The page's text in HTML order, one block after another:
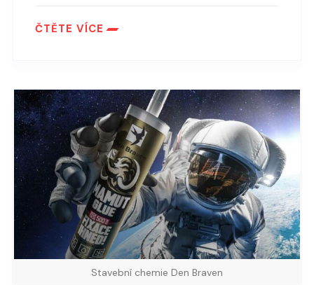
ČTĚTE VÍCE
Stavební chemie Den Braven